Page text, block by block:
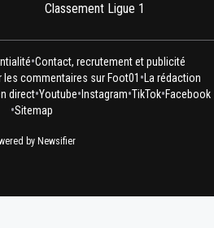
Classement Ligue 1
•Contact, recrutement et publicité
commentaires sur Foot01 •La rédaction
direct•Youtube• Instagram•TikTok•Facebook
•Sitemap
by Newsifier